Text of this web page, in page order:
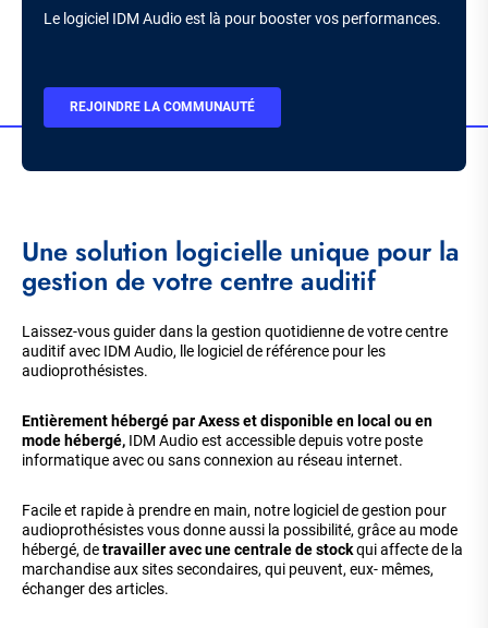
Description
Le logiciel IDM Audio est là pour booster vos performances.
BOUTON
REJOINDRE LA COMMUNAUTÉ
Une solution logicielle unique pour la
gestion de votre centre auditif
Laissez-vous guider dans la gestion quotidienne de votre centre
auditif avec IDM Audio, lle logiciel de référence pour les
audioprothésistes.
Entièrement hébergé par Axess et disponible en local ou en
mode hébergé, IDM Audio est accessible depuis votre poste
informatique avec ou sans connexion au réseau internet.
Facile et rapide à prendre en main, notre logiciel de gestion pour
audioprothésistes vous donne aussi la possibilité, grâce au mode
hébergé, detravailler avec une centrale de stockqui affecte de la
marchandise aux sites secondaires, qui peuvent, eux- mêmes,
échanger des articles.